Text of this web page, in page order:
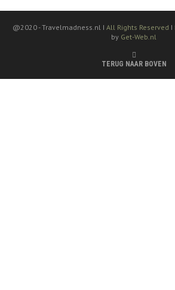
@2020 -Travelmadness.nl I All Rights Reserved I
by Get-Web.nl
TERUG NAAR BOVEN